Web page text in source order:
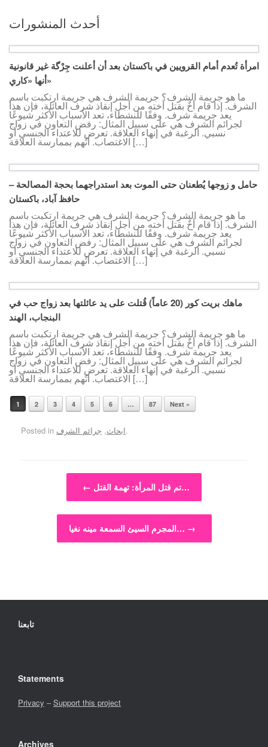
أحدث المنشورات
امرأة تُعدم أمام القرويين في باكستان بعد أن أعلنت جِرْگة غير قانونية
أنها «كاري»
ما هو جريمة الشرف؟ جريمة الشرف هي جريمة ارتكبت باسم
الشرف. إذا قام أخٌ بقتل أخته من أجل إنقاذ شرف العائلة، فإن هذا
يعد جريمة شرف. وفقًا للنشطاء، تعد الأسباب الأكثر شيوعًا
لجرائم الشرف هي على سبيل المثال: رفض التعاون في زواج
نسبي. الرغبة في إنهاء العلاقة. تعرض للاعتداء الجنسي أو
الاغتصاب. اتُهم بممارسة العلاقة […]
حامل و زوجها يُطعنان حتى الموت بعد استدراجهما بحجة المصالحة –
حافظ آباد، باكستان
ما هو جريمة الشرف؟ جريمة الشرف هي جريمة ارتكبت باسم
الشرف. إذا قام أخٌ بقتل أخته من أجل إنقاذ شرف العائلة، فإن هذا
يعد جريمة شرف. وفقًا للنشطاء، تعد الأسباب الأكثر شيوعًا
لجرائم الشرف هي على سبيل المثال: رفض التعاون في زواج
نسبي. الرغبة في إنهاء العلاقة. تعرض للاعتداء الجنسي أو
الاغتصاب. اتُهم بممارسة العلاقة […]
ماهك بريت كور (20 عاماً) قُتلت على يد عائلتها بعد زواج حب في
البنجاب، الهند
ما هو جريمة الشرف؟ جريمة الشرف هي جريمة ارتكبت باسم
الشرف. إذا قام أخٌ بقتل أخته من أجل إنقاذ شرف العائلة، فإن هذا
يعد جريمة شرف. وفقًا للنشطاء، تعد الأسباب الأكثر شيوعًا
لجرائم الشرف هي على سبيل المثال: رفض التعاون في زواج
نسبي. الرغبة في إنهاء العلاقة. تعرض للاعتداء الجنسي أو
الاغتصاب. اتُهم بممارسة العلاقة […]
Post navigation
1 2 3 4 5 6 … 87 Next »
Posted in ابحاث, جرائم الشرف .
Post navigation
← تم قتل المرأة: تهمة القتل…
المجرم السيئ السمعة مينه نغيا… →
تابعنا
Statements
Privacy –Support this project
Archives